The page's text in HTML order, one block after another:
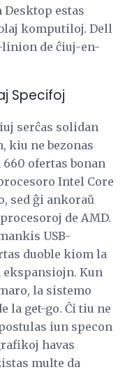
estas
komputiloj. Dell
de ĉiuj-en-
Specifoj
serĉas solidan
kiu ne bezonas
ofertas bonan
Intel Core
sed ĝi ankoraŭ
de AMD.
USB-
duoble kiom la
Kun
la sistemo
la get-go. Ĉi tiu ne
iun specon
havas
multe da